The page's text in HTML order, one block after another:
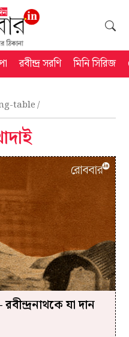
রবীন্দ্র সরণি মিনি সিরিজ
table
যা দান